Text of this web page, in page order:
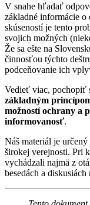
V snahe hľadať
základné informácie o
skúseností je tento
svojich možných
Že sa ešte na
činnosťou týchto
podceňovanie ich
Vedieť viac, pochopiť
základným
možností ochrany a
informovanosť.
Náš materiál je
širokej verejnosti. Pri
vychádzali najmä z
besedách a